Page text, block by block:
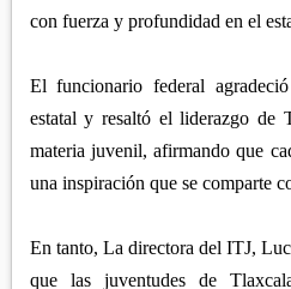
con fuerza y profundidad en el
El funcionario federal
estatal y resaltó el liderazgo de
materia juvenil, afirmando que
una inspiración que se comparte
En tanto, La directora del ITJ,
que las juventudes de